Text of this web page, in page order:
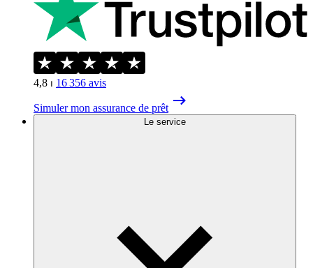
4,8 ⏐ 16 356 avis
Simuler mon assurance de prêt
Le service